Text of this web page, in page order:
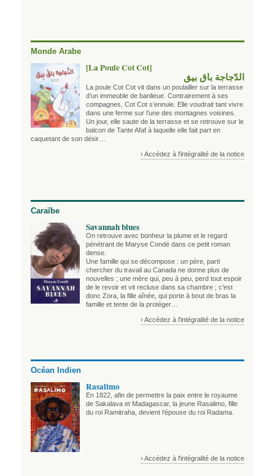
Monde Arabe
[La Poule Cot Cot]
الدّجاجة باق بيق
La poule Cot Cot vit dans un poulailler sur la terrasse
d’un immeuble de banlieue. Contrairement à ses
compagnes, Cot Cot s’ennuie. Elle voudrait tant vivre
dans une ferme sur l’une des montagnes voisines.
Un jour, elle saute de la terrasse et se retrouve sur le
balcon de Tante Afaf à laquelle elle fait part en
caquetant de son désir…
› Accédez à l'intégralité de la notice
Caraïbe
Savannah blues
On retrouve avec bonheur la plume et le regard
pénétrant de Maryse Condé dans ce petit roman
dense.
Une famille qui se décompose : un père, parti
chercher du travail au Canada ne donne plus de
nouvelles ; une mère qui, peu à peu, perd tout espoir
de le revoir et vit recluse dans sa chambre ; c’est
donc Zora, la fille aînée, qui porte à bout de bras la
famille et tente de la protéger…
› Accédez à l'intégralité de la notice
Océan Indien
Rasalimo
En 1822, afin de permettre la paix entre le royaume
de Sakalava et Madagascar, la jeune Rasalimo, fille
du roi Ramitraha, devient l’épouse du roi Radama.
› Accédez à l'intégralité de la notice